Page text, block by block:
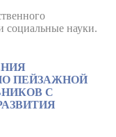
социальные науки.
ПЕЙЗАЖНОЙ
С